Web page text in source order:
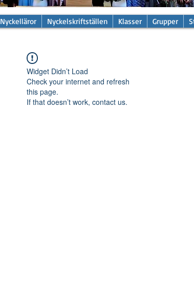
Nyckelläror Nyckelskriftställen Klasser Grupper
Widget Didn’t Load
Check your internet and refresh
this page.
If that doesn’t work, contact us.